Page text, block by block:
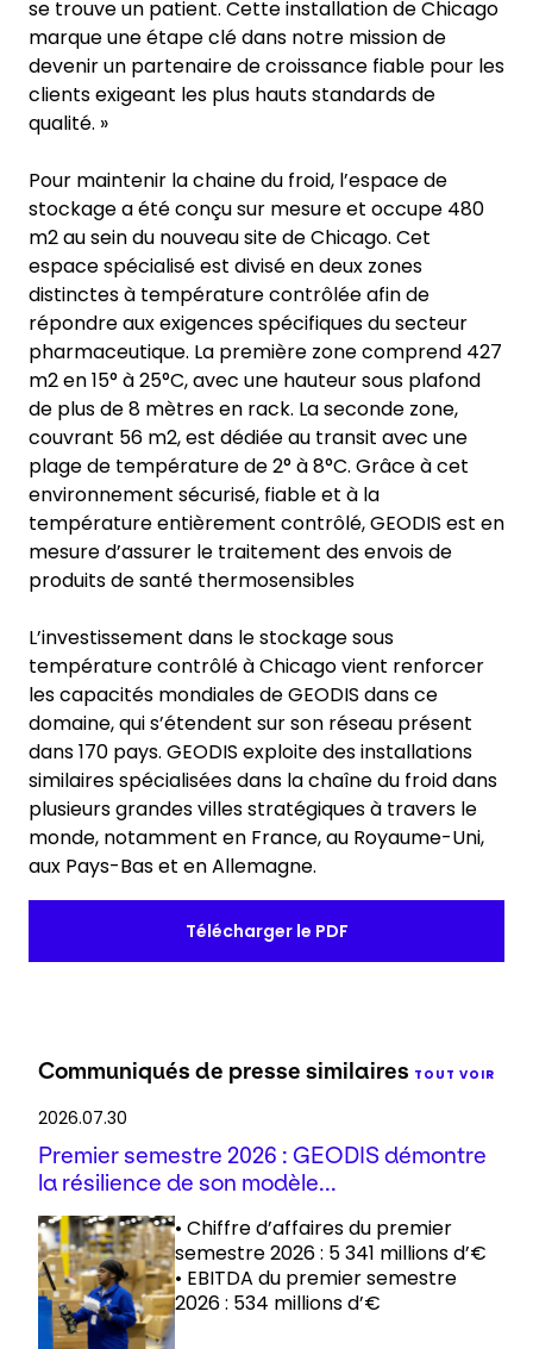
se trouve un patient. Cette installation de Chicago
marque une étape clé dans notre mission de
devenir un partenaire de croissance fiable pour les
clients exigeant les plus hauts standards de
qualité. »
Pour maintenir la chaine du froid, l’espace de
stockage a été conçu sur mesure et occupe 480
m2 au sein du nouveau site de Chicago. Cet
espace spécialisé est divisé en deux zones
distinctes à température contrôlée afin de
répondre aux exigences spécifiques du secteur
pharmaceutique. La première zone comprend 427
m2 en 15° à 25°C, avec une hauteur sous plafond
de plus de 8 mètres en rack. La seconde zone,
couvrant 56 m2, est dédiée au transit avec une
plage de température de 2° à 8°C. Grâce à cet
environnement sécurisé, fiable et à la
température entièrement contrôlé, GEODIS est en
mesure d’assurer le traitement des envois de
produits de santé thermosensibles
L’investissement dans le stockage sous
température contrôlé à Chicago vient renforcer
les capacités mondiales de GEODIS dans ce
domaine, qui s’étendent sur son réseau présent
dans 170 pays. GEODIS exploite des installations
similaires spécialisées dans la chaîne du froid dans
plusieurs grandes villes stratégiques à travers le
monde, notamment en France, au Royaume-Uni,
aux Pays-Bas et en Allemagne.
Télécharger le PDF
Communiqués de presse similaires TOUT VOIR
2026.07.30
Premier semestre 2026 : GEODIS démontre
la résilience de son modèle...
• Chiffre d’affaires du premier
semestre 2026 : 5 341 millions d’€
• EBITDA du premier semestre
2026 : 534 millions d’€